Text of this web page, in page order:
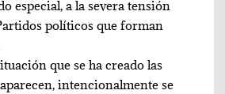
especial, a la severa tensión
políticos que forman
que se ha creado las
intencionalmente se